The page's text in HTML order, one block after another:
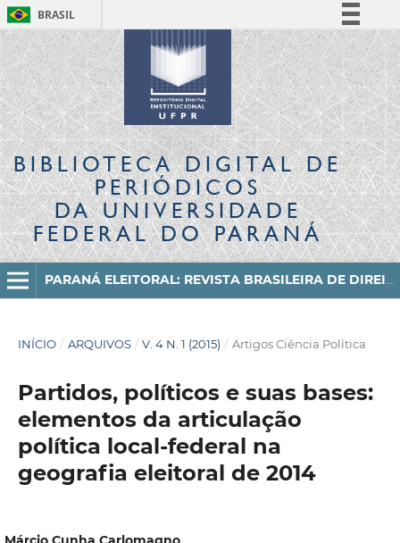
BRASIL
Simplifique!
Comunica BR
Participe
Acesso à informação
Legislação
Canais
BIBLIOTECA DIGITALDE
PERIÓDICOS
DA UNIVERSIDADE
FEDERAL DO PARANÁ
INÍCIO / ARQUIVOS / V. 4 N. 1 (2015) / Artigos Ciência Política
Partidos, políticos e suas bases:
elementos da articulação
política local-federal na
geografia eleitoral de 2014